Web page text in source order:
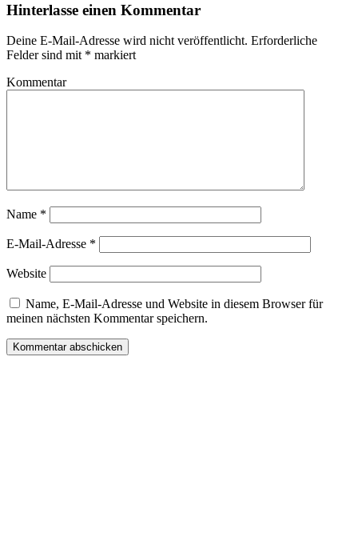
Hinterlasse einen Kommentar
Deine E-Mail-Adresse wird nicht veröffentlicht. Erforderliche
Felder sind mit * markiert
Kommentar
Name *
E-Mail-Adresse *
Website
Name, E-Mail-Adresse und Website in diesem Browser für
meinen nächsten Kommentar speichern.